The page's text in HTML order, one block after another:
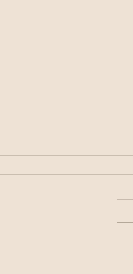
האמנות בתשלום